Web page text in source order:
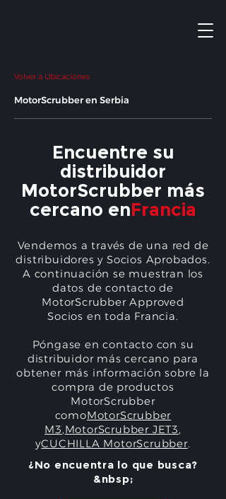
Volver a Ubicaciones
MotorScrubber en Serbia
Encuentre su
distribuidor
MotorScrubber más
cercano enFrancia
Vendemos a través de una red de
distribuidores y Socios Aprobados.
A continuación se muestran los
datos de contacto de
MotorScrubber Approved
Socios en toda Francia.
Póngase en contacto con su
distribuidor más cercano para
obtener más información sobre la
compra de productos
MotorScrubber
comoMotorScrubber
M3,MotorScrubber JET3,
yCUCHILLA MotorScrubber.
¿No encuentra lo que busca?
&nbsp;